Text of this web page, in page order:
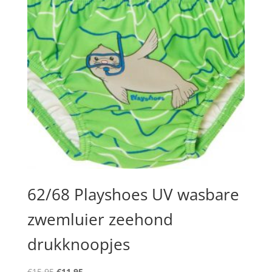
62/68 Playshoes UV wasbare
zwemluier zeehond
drukknoopjes